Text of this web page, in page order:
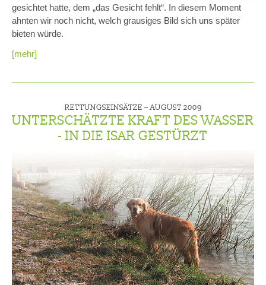
gesichtet hatte, dem „das Gesicht fehlt“. In diesem Moment
ahnten wir noch nicht, welch grausiges Bild sich uns später
bieten würde.
[mehr]
RETTUNGSEINSÄTZE – AUGUST 2009
UNTERSCHÄTZTE KRAFT DES WASSER
- IN DIE ISAR GESTÜRZT